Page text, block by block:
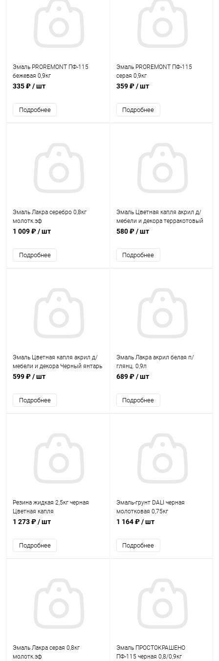
Эмаль PROREMONT ПФ-115
бежевая 0,9кг
335 ₽/ шт
Подробнее
Эмаль PROREMONT ПФ-115
серая 0,9кг
359 ₽/ шт
Подробнее
Эмаль Лакра серебро 0,8кг
молотк.эф
1 009 ₽/ шт
Подробнее
Эмаль Цветная капля акрил д/
мебели и декора терракотовый
1кг
580 ₽/ шт
Подробнее
Эмаль Цветная капля акрил д/
мебели и декора Черный янтарь
1кг
599 ₽/ шт
Подробнее
Эмаль Лакра акрил белая п/
глянц. 0,9л
689 ₽/ шт
Подробнее
Резина жидкая 2,5кг черная
Цветная капля
1 273 ₽/ шт
Подробнее
Эмаль-грунт DALI черная
молотковая 0,75кг
1 164 ₽/ шт
Подробнее
Эмаль Лакра серая 0,8кг
молотк.эф
Эмаль ПРОСТОКРАШЕНО
ПФ-115 черная 0,8/0,9кг